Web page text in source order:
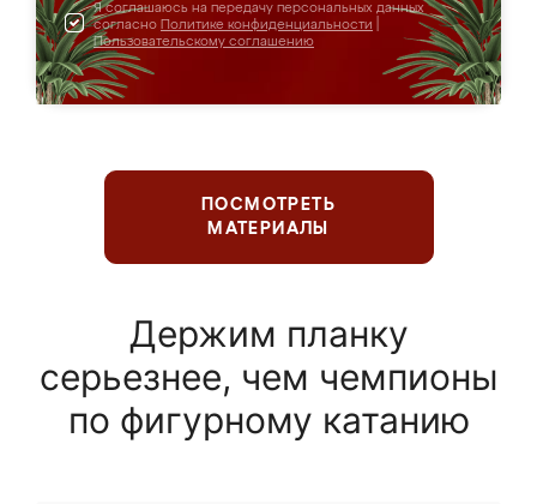
Я соглашаюсь на передачу персональных данных
согласно Политике конфиденциальности
Пользовательскому соглашению
ПОСМОТРЕТЬ
МАТЕРИАЛЫ
Держим планку
серьезнее, чем чемпионы
по фигурному катанию